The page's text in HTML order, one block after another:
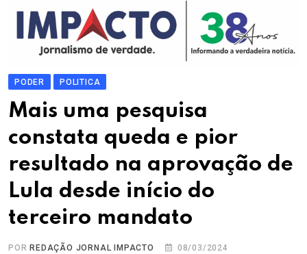
PODER POLITICA
Mais uma pesquisa
constata queda e pior
resultado na aprovação de
Lula desde início do
terceiro mandato
POR REDAÇÃO JORNAL IMPACTO
08/03/2024